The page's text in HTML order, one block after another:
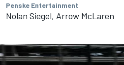
Penske Entertainment
Nolan Siegel, Arrow McLaren